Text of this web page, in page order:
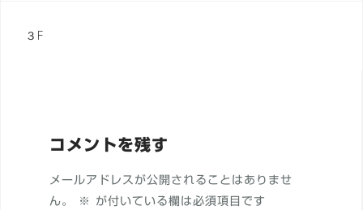
投
３F
コメントを残す
メールアドレスが公開されることはありませ
ん。
※ が付いている欄は必須項目です